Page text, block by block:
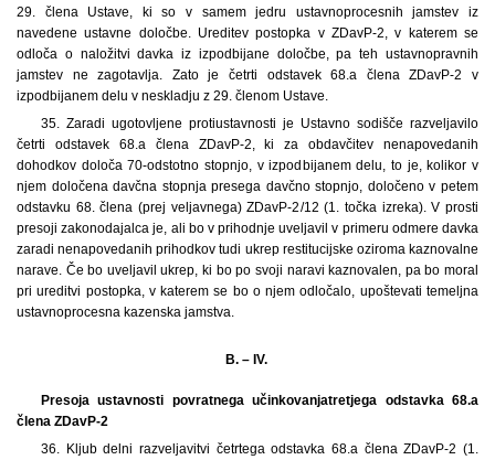
29. člena Ustave, ki so v samem jedru ustavnoprocesnih jamstev iz
navedene ustavne določbe. Ureditev postopka v ZDavP-2, v katerem se
odloča o naložitvi davka iz izpodbijane določbe, pa teh ustavnopravnih
jamstev ne zagotavlja. Zato je četrti odstavek 68.a člena ZDavP-2 v
izpodbijanem delu v neskladju z 29. členom Ustave.
35. Zaradi ugotovljene protiustavnosti je Ustavno sodišče razveljavilo
četrti odstavek 68.a člena ZDavP-2, ki za obdavčitev nenapovedanih
dohodkov določa 70-odstotno stopnjo, v izpodbijanem delu, to je, kolikor v
njem določena davčna stopnja presega davčno stopnjo, določeno v petem
odstavku 68. člena (prej veljavnega) ZDavP-2/12 (1. točka izreka). V prosti
presoji zakonodajalca je, ali bo v prihodnje uveljavil v primeru odmere davka
zaradi nenapovedanih prihodkov tudi ukrep restitucijske oziroma kaznovalne
narave. Če bo uveljavil ukrep, ki bo po svoji naravi kaznovalen, pa bo moral
pri ureditvi postopka, v katerem se bo o njem odločalo, upoštevati temeljna
ustavnoprocesna kazenska jamstva.
B. – IV.
Presoja ustavnosti povratnega učinkovanjatretjega odstavka 68.a
člena ZDavP-2
36.
Kljub delni razveljavitvi četrtega odstavka 68.a člena ZDavP-2 (1.